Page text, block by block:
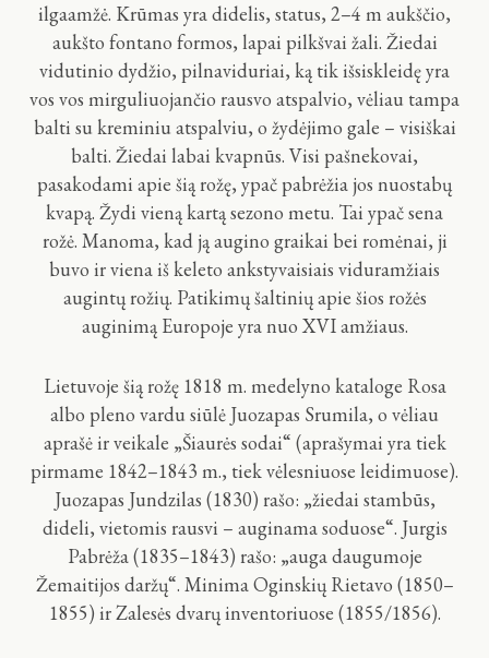
ilgaamžė. Krūmas yra didelis, status, 2–4 m aukščio,
aukšto fontano formos, lapai pilkšvai žali. Žiedai
vidutinio dydžio, pilnaviduriai, ką tik išsiskleidę yra
vos vos mirguliuojančio rausvo atspalvio, vėliau tampa
balti su kreminiu atspalviu, o žydėjimo gale – visiškai
balti. Žiedai labai kvapnūs. Visi pašnekovai,
pasakodami apie šią rožę, ypač pabrėžia jos nuostabų
kvapą. Žydi vieną kartą sezono metu. Tai ypač sena
rožė. Manoma, kad ją augino graikai bei romėnai, ji
buvo ir viena iš keleto ankstyvaisiais viduramžiais
augintų rožių. Patikimų šaltinių apie šios rožės
auginimą Europoje yra nuo XVI amžiaus.
Lietuvoje šią rožę 1818 m. medelyno kataloge Rosa
albo pleno vardu siūlė Juozapas Srumila, o vėliau
aprašė ir veikale „Šiaurės sodai“ (aprašymai yra tiek
pirmame 1842–1843 m., tiek vėlesniuose leidimuose).
Juozapas Jundzilas (1830) rašo: „žiedai stambūs,
dideli, vietomis rausvi – auginama soduose“. Jurgis
Pabrėža (1835–1843) rašo: „auga daugumoje
Žemaitijos daržų“. Minima Oginskių Rietavo (1850–
1855) ir Zalesės dvarų inventoriuose (1855/1856).